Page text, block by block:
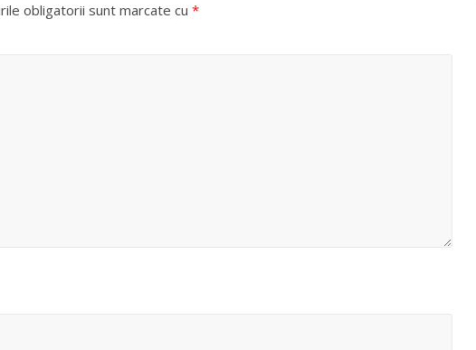
obligatorii sunt marcate cu *